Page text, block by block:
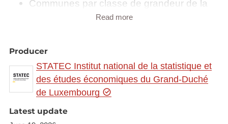
Communes par classe de grandeur de la
superficie (Situation au 1er janvier 2018)
km²)
Effectif du cheptel par canton et commune
1901 - 2006
Emploi et chômage par canton et
commune
Read more
Producer
STATEC Institut national de la statistique et
des études économiques du Grand-Duché
de Luxembourg
Latest update